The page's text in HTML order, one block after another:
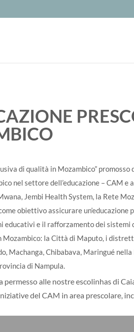
di qualità in Mozambico” promosso
nel settore dell’educazione – CAM
Jembi Health System, la Rete
obiettivo assicurare
e il rafforzamento dei sistemi
la Città di Maputo, i
Machanga, Chibabava, Maringué nella
di Nampula.
permesso alle nostre escolinhas di
del CAM in area prescolare,